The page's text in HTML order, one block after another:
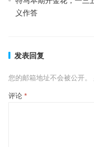
义作答
发表回复
您的邮箱地址不会被公开。
评论 *